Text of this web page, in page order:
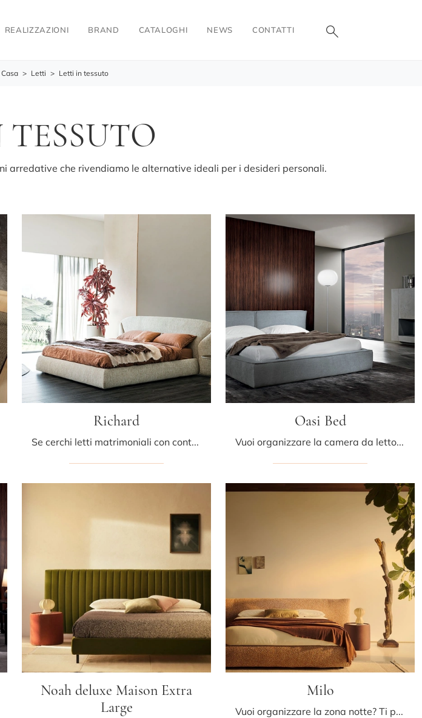
REALIZZAZIONI BRAND CATALOGHI NEWS CONTATTI
> Letti > Letti in tessuto
arredative che rivendiamo le alternative ideali per i desideri personali.
Richard
Se cerchi letti matrimoniali con contenitore, ecco qui il modello Richard in tessuto per completare la camera da letto.
Oasi Bed
Vuoi organizzare la camera da letto? Ti presentiamo il letto in tessuto Oasi Bed di Albani per spazi moderni.
Noah deluxe Maison Extra
Large
Milo
Vuoi organizzare la zona notte? Ti presentiamo il letto in tessuto Milo di Bolzan Letti per spazi design.